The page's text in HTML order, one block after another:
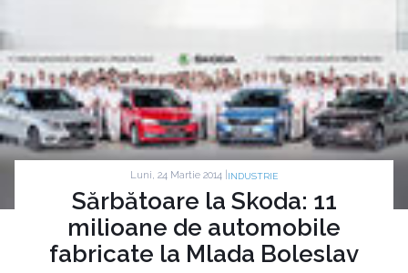
Luni, 24 Martie 2014 | INDUSTRIE
Sărbătoare la Skoda: 11
milioane de automobile
fabricate la Mlada Boleslav